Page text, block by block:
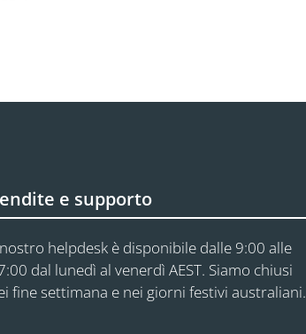
e supporto
helpdesk è disponibile dalle 9:00 alle
dal lunedì al venerdì AEST. Siamo chiusi
fine settimana e nei giorni festivi australiani.